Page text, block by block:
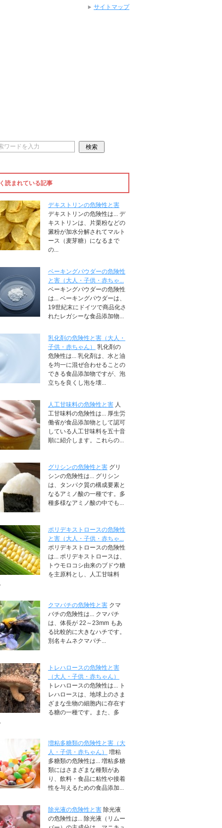
読まれている記事
デキストリンの危険性と害
デキストリンの危険性は... デ
キストリンは、片栗粉などの
澱粉が加水分解されてマルト
ース（麦芽糖）になるまで
の...
ベーキングパウダーの危険性
と害（大人・子供・赤ちゃ...
ベーキングパウダーの危険性
は... ベーキングパウダーは、
19世紀末にドイツで商品化さ
れたレガシーな食品添加物...
乳化剤の危険性と害（大人・
子供・赤ちゃん）
乳化剤の
危険性は... 乳化剤は、水と油
を均一に混ぜ合わせることの
できる食品添加物ですが、泡
立ちを良くし泡を壊...
人工甘味料の危険性と害 人
工甘味料の危険性は... 厚生労
働省が食品添加物として認可
している人工甘味料を五十音
順に紹介します。これらの...
グリシンの危険性と害 グリ
シンの危険性は... グリシン
は、タンパク質の構成要素と
なるアミノ酸の一種です。多
種多様なアミノ酸の中でも...
ポリデキストロースの危険性
と害（大人・子供・赤ちゃ...
ポリデキストロースの危険性
は... ポリデキストロースは、
トウモロコシ由来のブドウ糖
を主原料とし、人工甘味料
クマバチの危険性と害 クマ
バチの危険性は... クマバチ
は、体長が 22～23mm もあ
る比較的に大きなハチです。
別名キムネクマバチ...
トレハロースの危険性と害
（大人・子供・赤ちゃん）
トレハロースの危険性は... ト
レハロースは、地球上のさま
ざまな生物の細胞内に存在す
る糖の一種です。また、多
増粘多糖類の危険性と害（大
人・子供・赤ちゃん）
増粘
多糖類の危険性は... 増粘多糖
類にはさまざまな種類があ
り、飲料・食品に粘性や接着
性を与えるための食品添加...
除光液の危険性と害 除光液
の危険性は... 除光液（リムー
サイトマップ